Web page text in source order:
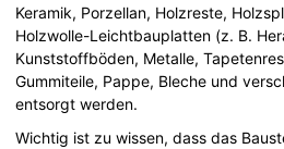
Keramik, Porzellan, Holzreste,
Holzwolle-Leichtbauplatten (z. B.
Kunststoffböden, Metalle,
Gummiteile, Pappe, Bleche und
entsorgt werden.
Wichtig ist zu wissen, dass das